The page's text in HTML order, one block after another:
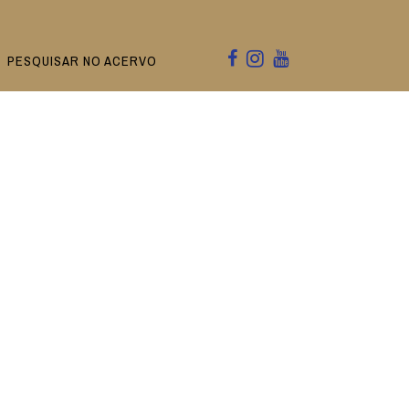
PESQUISAR NO ACERVO